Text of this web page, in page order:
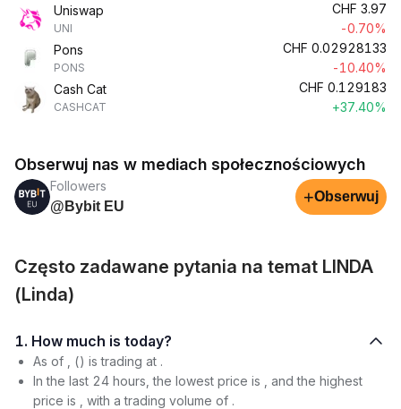
Uniswap
UNI
CHF 3.97
-0.70%
Pons
PONS
CHF 0.02928133
-10.40%
Cash Cat
CASHCAT
CHF 0.129183
+37.40%
Obserwuj nas w mediach społecznościowych
Followers
@Bybit EU
+Obserwuj
Często zadawane pytania na temat LINDA
(Linda)
1. How much is today?
As of , () is trading at .
In the last 24 hours, the lowest price is , and the highest
price is , with a trading volume of .